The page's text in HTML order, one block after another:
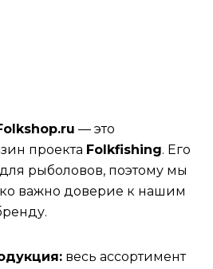
— это
проекта Folkfishing. Его
рыболовов, поэтому мы
важно доверие к нашим
весь ассортимент